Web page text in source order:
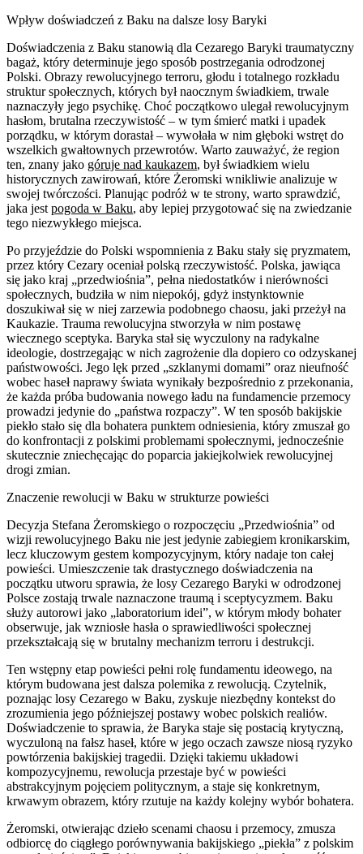
Wpływ doświadczeń z Baku na dalsze losy Baryki
Doświadczenia z Baku stanowią dla Cezarego Baryki traumatyczny
bagaż, który determinuje jego sposób postrzegania odrodzonej
Polski. Obrazy rewolucyjnego terroru, głodu i totalnego rozkładu
struktur społecznych, których był naocznym świadkiem, trwale
naznaczyły jego psychikę. Choć początkowo ulegał rewolucyjnym
hasłom, brutalna rzeczywistość – w tym śmierć matki i upadek
porządku, w którym dorastał – wywołała w nim głęboki wstręt do
wszelkich gwałtownych przewrotów. Warto zauważyć, że region
ten, znany jako góruje nad kaukazem, był świadkiem wielu
historycznych zawirowań, które Żeromski wnikliwie analizuje w
swojej twórczości. Planując podróż w te strony, warto sprawdzić,
jaka jest pogoda w Baku, aby lepiej przygotować się na zwiedzanie
tego niezwykłego miejsca.
Po przyjeździe do Polski wspomnienia z Baku stały się pryzmatem,
przez który Cezary oceniał polską rzeczywistość. Polska, jawiąca
się jako kraj „przedwiośnia”, pełna niedostatków i nierówności
społecznych, budziła w nim niepokój, gdyż instynktownie
doszukiwał się w niej zarzewia podobnego chaosu, jaki przeżył na
Kaukazie. Trauma rewolucyjna stworzyła w nim postawę
wiecznego sceptyka. Baryka stał się wyczulony na radykalne
ideologie, dostrzegając w nich zagrożenie dla dopiero co odzyskanej
państwowości. Jego lęk przed „szklanymi domami” oraz nieufność
wobec haseł naprawy świata wynikały bezpośrednio z przekonania,
że każda próba budowania nowego ładu na fundamencie przemocy
prowadzi jedynie do „państwa rozpaczy”. W ten sposób bakijskie
piekło stało się dla bohatera punktem odniesienia, który zmuszał go
do konfrontacji z polskimi problemami społecznymi, jednocześnie
skutecznie zniechęcając do poparcia jakiejkolwiek rewolucyjnej
drogi zmian.
Znaczenie rewolucji w Baku w strukturze powieści
Decyzja Stefana Żeromskiego o rozpoczęciu „Przedwiośnia” od
wizji rewolucyjnego Baku nie jest jedynie zabiegiem kronikarskim,
lecz kluczowym gestem kompozycyjnym, który nadaje ton całej
powieści. Umieszczenie tak drastycznego doświadczenia na
początku utworu sprawia, że losy Cezarego Baryki w odrodzonej
Polsce zostają trwale naznaczone traumą i sceptycyzmem. Baku
służy autorowi jako „laboratorium idei”, w którym młody bohater
obserwuje, jak wzniosłe hasła o sprawiedliwości społecznej
przekształcają się w brutalny mechanizm terroru i destrukcji.
Ten wstępny etap powieści pełni rolę fundamentu ideowego, na
którym budowana jest dalsza polemika z rewolucją. Czytelnik,
poznając losy Cezarego w Baku, zyskuje niezbędny kontekst do
zrozumienia jego późniejszej postawy wobec polskich realiów.
Doświadczenie to sprawia, że Baryka staje się postacią krytyczną,
wyczuloną na fałsz haseł, które w jego oczach zawsze niosą ryzyko
powtórzenia bakijskiej tragedii. Dzięki takiemu układowi
kompozycyjnemu, rewolucja przestaje być w powieści
abstrakcyjnym pojęciem politycznym, a staje się konkretnym,
krwawym obrazem, który rzutuje na każdy kolejny wybór bohatera.
Żeromski, otwierając dzieło scenami chaosu i przemocy, zmusza
odbiorcę do ciągłego porównywania bakijskiego „piekła” z polskim